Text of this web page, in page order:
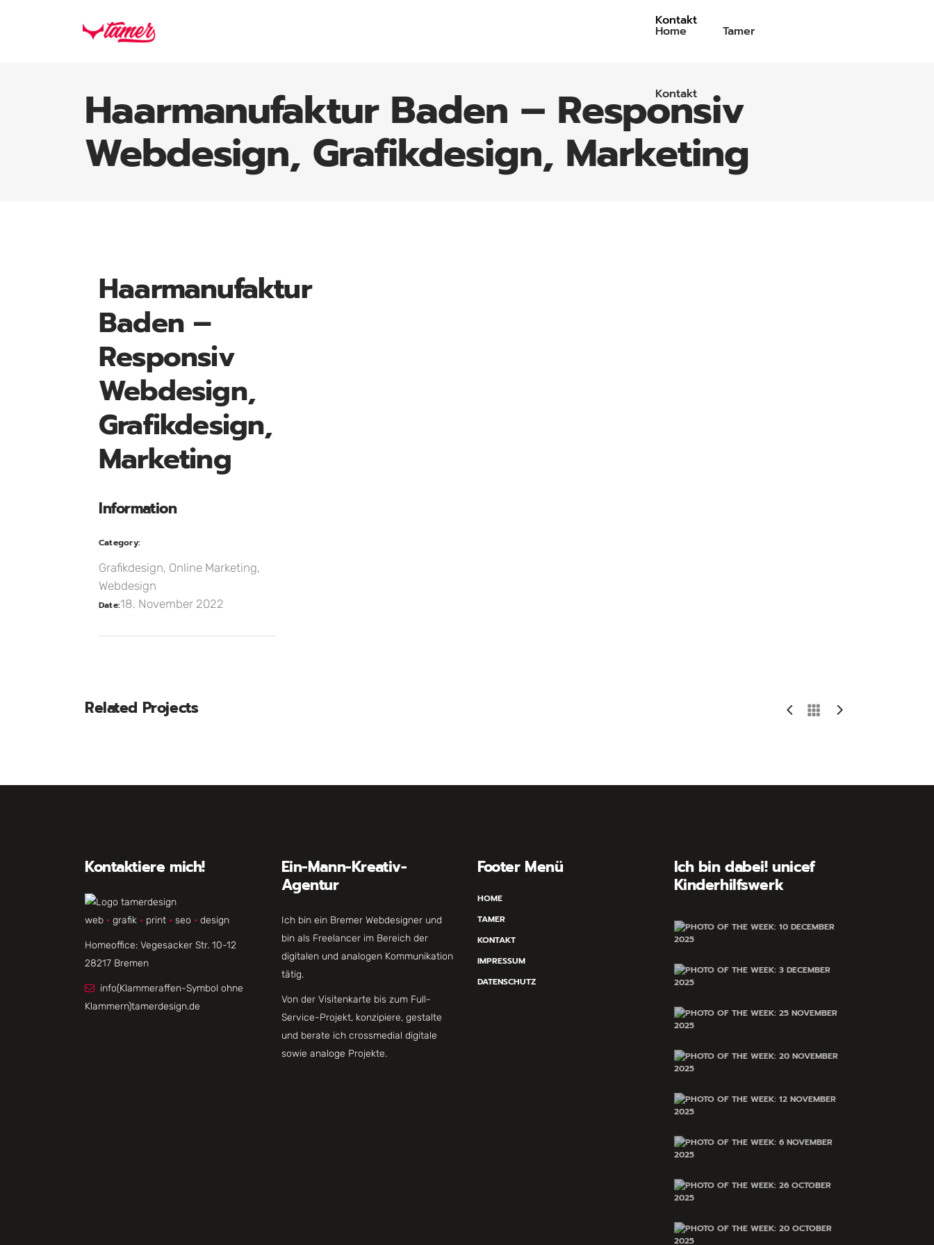
Home Tamer
Kontakt
Kontakt
Haarmanufaktur Baden – Responsiv
Webdesign, Grafikdesign, Marketing
Haarmanufaktur
Baden –
Responsiv
Webdesign,
Grafikdesign,
Marketing
Information
Category:
Grafikdesign, Online Marketing,
Webdesign
Date:18. November 2022
Related Projects
Kontaktiere mich!
web • grafik • print • seo • design
Homeoffice: Vegesacker Str. 10-12
28217 Bremen
info(Klammeraffen-Symbol ohne
Klammern)tamerdesign.de
Ein-Mann-Kreativ-
Agentur
Ich bin ein Bremer Webdesigner und
bin als Freelancer im Bereich der
digitalen und analogen Kommunikation
tätig.
Von der Visitenkarte bis zum Full-
Service-Projekt, konzipiere, gestalte
und berate ich crossmedial digitale
sowie analoge Projekte.
Footer Menü
HOME
TAMER
KONTAKT
IMPRESSUM
DATENSCHUTZ
Ich bin dabei! unicef
Kinderhilfswerk